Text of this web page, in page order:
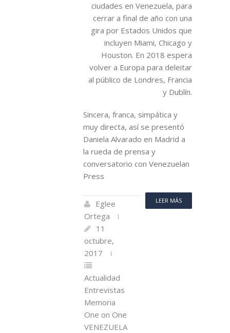
ciudades en Venezuela, para
cerrar a final de año con una
gira por Estados Unidos que
incluyen Miami, Chicago y
Houston. En 2018 espera
volver a Europa para deleitar
al público de Londres, Francia
y Dublín.
Sincera, franca, simpática y
muy directa, así se presentó
Daniela Alvarado en Madrid a
la rueda de prensa y
conversatorio con Venezuelan
Press
LEER MÁS
Eglee
Ortega
11
octubre,
2017
Actualidad
Entrevistas
Memoria
One on One
VENEZUELA